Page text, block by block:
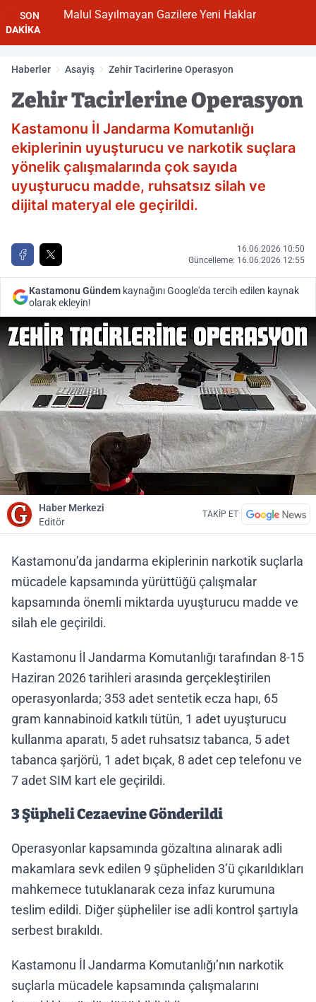
SON
DAKİKA
Malul Sayılmayan Gazilere Yeni Haklar
Haberler Asayiş Zehir Tacirlerine Operasyon
Zehir Tacirlerine Operasyon
Kastamonu İl Jandarma Komutanlığı
ekiplerinin uyuşturucu ve narkotik suçlara
yönelik çalışmalarında çok sayıda
uyuşturucu madde, ruhsatsız silah ve
dijital materyal ele geçirildi.
16.06.2026 10:50
Güncelleme: 16.06.2026 12:55
Kastamonu Gündem kaynağını Google'da tercih edilen kaynak
olarak ekleyin!
Haber Merkezi
Editör
TAKİP ET
Kastamonu’da jandarma ekiplerinin narkotik suçlarla
mücadele kapsamında yürüttüğü çalışmalar
kapsamında önemli miktarda uyuşturucu madde ve
silah ele geçirildi.
Kastamonu İl Jandarma Komutanlığı tarafından 8-15
Haziran 2026 tarihleri arasında gerçekleştirilen
operasyonlarda; 353 adet sentetik ecza hapı, 65
gram kannabinoid katkılı tütün, 1 adet uyuşturucu
kullanma aparatı, 5 adet ruhsatsız tabanca, 5 adet
tabanca şarjörü, 1 adet bıçak, 8 adet cep telefonu ve
7 adet SIM kart ele geçirildi.
3 Şüpheli Cezaevine Gönderildi
Operasyonlar kapsamında gözaltına alınarak adli
makamlara sevk edilen 9 şüpheliden 3’ü çıkarıldıkları
mahkemece tutuklanarak ceza infaz kurumuna
teslim edildi. Diğer şüpheliler ise adli kontrol şartıyla
serbest bırakıldı.
Kastamonu İl Jandarma Komutanlığı’nın narkotik
suçlarla mücadele kapsamında çalışmalarını